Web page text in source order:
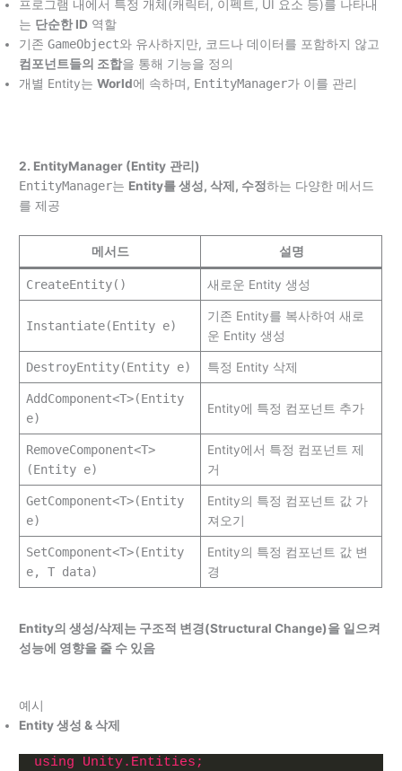
프로그램 내에서 특정 개체(캐릭터, 이펙트, UI 요소 등)를 나타내
는 단순한 ID 역할
기존GameObject와 유사하지만, 코드나 데이터를 포함하지 않고
컴포넌트들의 조합을 통해 기능을 정의
개별 Entity는World에 속하며, EntityManager가 이를 관리
2. EntityManager (Entity 관리)
EntityManager는 Entity를 생성, 삭제, 수정하는 다양한 메서드
를 제공
메서드 설명
CreateEntity() 새로운 Entity 생성
Instantiate(Entity e)
기존 Entity를 복사하여 새로
운 Entity 생성
DestroyEntity(Entity e) 특정 Entity 삭제
AddComponent<T>(Entity
e)
Entity에 특정 컴포넌트 추가
RemoveComponent<T>
(Entity e)
Entity에서 특정 컴포넌트 제
거
GetComponent<T>(Entity
e)
Entity의 특정 컴포넌트 값 가
져오기
SetComponent<T>(Entity
e, T data)
Entity의 특정 컴포넌트 값 변
경
Entity의 생성/삭제는 구조적 변경(Structural Change)을 일으켜
성능에 영향을 줄 수 있음
예시
Entity 생성 & 삭제
using Unity.Entities;